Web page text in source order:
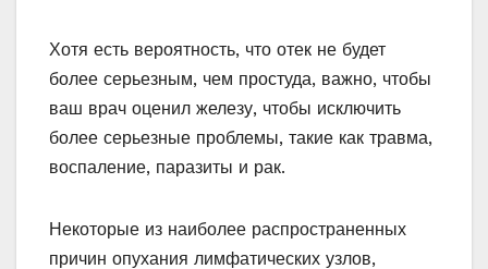
Хотя есть вероятность, что отек не будет
более серьезным, чем простуда, важно, чтобы
ваш врач оценил железу, чтобы исключить
более серьезные проблемы, такие как травма,
воспаление, паразиты и рак.
Некоторые из наиболее распространенных
причин опухания лимфатических узлов,